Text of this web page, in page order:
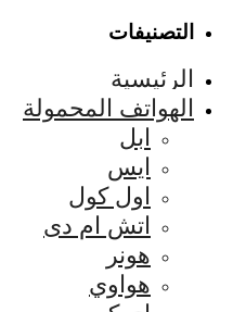
التصنيفات
الرئيسية
الهواتف المحمولة
ابل
ايس
اول كول
اتش ام دى
هونر
هواوي